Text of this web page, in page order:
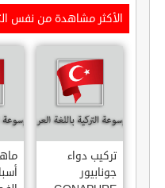
الأكثر مشاهدة من نفس
تركيب دواء
جونابيور